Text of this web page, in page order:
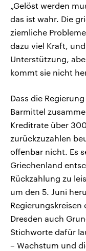
„Gelöst werden
das ist wahr. Die
ziemliche
dazu viel Kraft,
Unterstützung,
kommt sie nicht
Dass die
Barmittel
Kreditrate über
zurückzuzahlen
offenbar nicht. Es
Griechenland
Rückzahlung zu
um den 5. Juni
Dresden auch
Stichworte dafür
– Wachstum und